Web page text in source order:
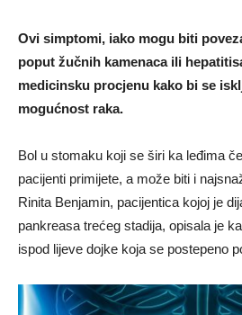
Ovi simptomi, iako mogu biti
poput žučnih kamenaca ili
medicinsku procjenu kako bi se
mogućnost raka.
Bol u stomaku koji se širi ka leđima
pacijenti primijete, a može biti i
Rinita Benjamin, pacijentica kojoj je
pankreasa trećeg stadija, opisala je
ispod lijeve dojke koja se postepeno